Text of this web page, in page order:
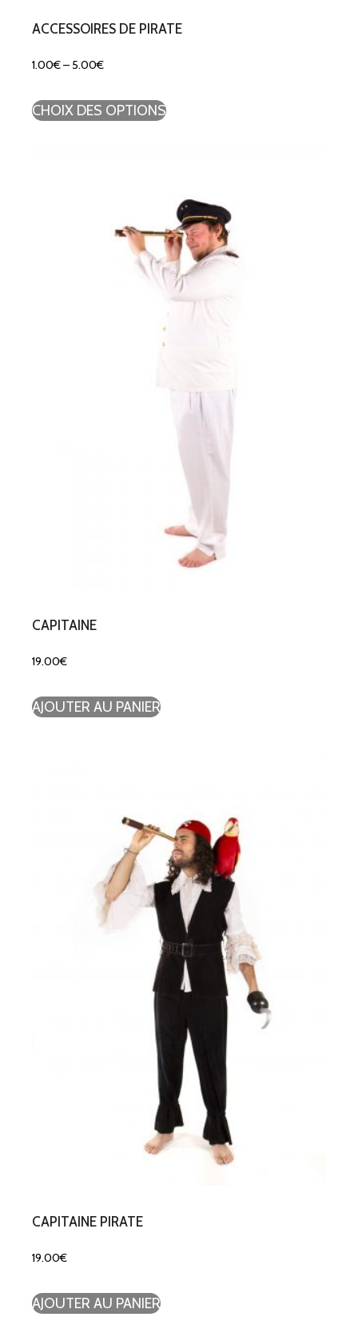
ACCESSOIRES DE PIRATE
1.00€– 5.00€
CHOIX DES OPTIONS
CAPITAINE
19.00€
AJOUTER AU PANIER
CAPITAINE PIRATE
19.00€
AJOUTER AU PANIER